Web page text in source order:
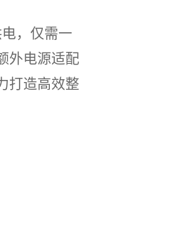
，仅需一
外电源适配
打造高效整